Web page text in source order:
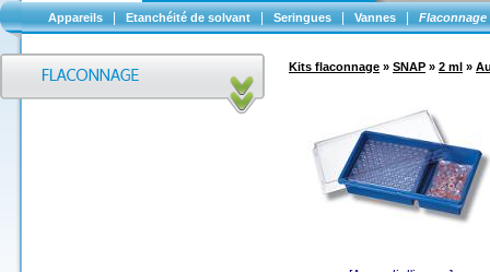
Appareils Etanchéité de solvant Seringues Vannes Flaconnage
Kits flaconnage » SNAP » 2 ml »